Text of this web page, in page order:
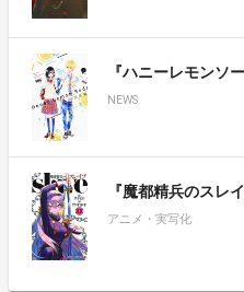
『ハニーレモンソ
NEWS
『魔都精兵のスレ
アニメ・実写化